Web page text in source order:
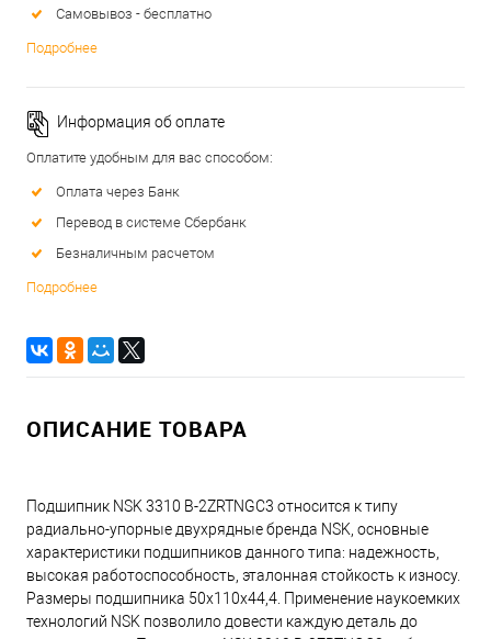
Самовывоз - бесплатно
Подробнее
Информация об оплате
Оплатите удобным для вас способом:
Оплата через Банк
Перевод в системе Сбербанк
Безналичным расчетом
Подробнее
ОПИСАНИЕ ТОВАРА
Подшипник NSK 3310 B-2ZRTNGC3 относится к типу
радиально-упорные двухрядные бренда NSK, основные
характеристики подшипников данного типа: надежность,
высокая работоспособность, эталонная стойкость к износу.
Размеры подшипника 50x110x44,4. Применение наукоемких
технологий NSK позволило довести каждую деталь до